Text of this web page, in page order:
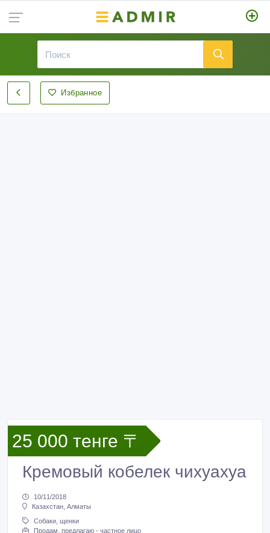
Избранное
25 000 тенге 〒
Кремовый кобелек чихуахуа
10/11/2018
Казахстан, Алматы
Собаки, щенки
Продам, предлагаю - частное лицо